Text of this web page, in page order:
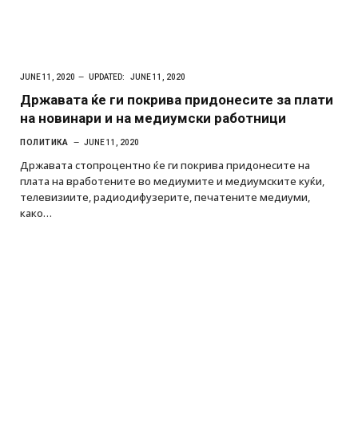
JUNE 11, 2020 UPDATED: JUNE 11, 2020
Државата ќе ги покрива придонесите за плати
на новинари и на медиумски работници
ПОЛИТИКА JUNE 11, 2020
Државата стопроцентно ќе ги покрива придонесите на
плата на вработените во медиумите и медиумските куќи,
телевизиите, радиодифузерите, печатените медиуми,
како…